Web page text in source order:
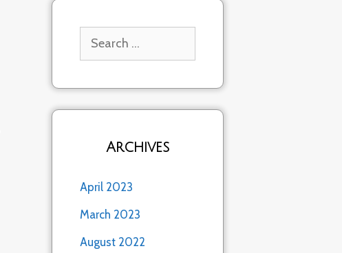
for:
Archives
April 2023
March 2023
August 2022